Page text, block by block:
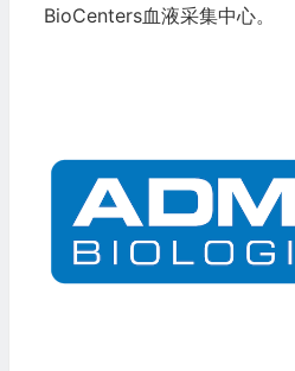
BioCenters血液采集中心。